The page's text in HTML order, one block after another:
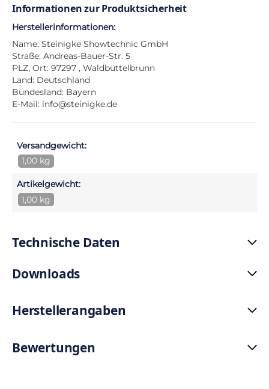
Informationen zur Produktsicherheit
Herstellerinformationen:
Name: Steinigke Showtechnic GmbH
Straße: Andreas-Bauer-Str. 5
PLZ, Ort: 97297 , Waldbüttelbrunn
Land: Deutschland
Bundesland: Bayern
E-Mail: info@steinigke.de
Versandgewicht:
1,00 kg
Artikelgewicht:
1,00 kg
Technische Daten
Downloads
Herstellerangaben
Bewertungen